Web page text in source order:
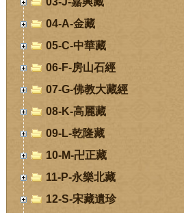
04-A-金藏
05-C-中華藏
06-F-房山石經
07-G-佛教大藏經
08-K-高麗藏
09-L-乾隆藏
10-M-卍正藏
11-P-永樂北藏
12-S-宋藏遺珍